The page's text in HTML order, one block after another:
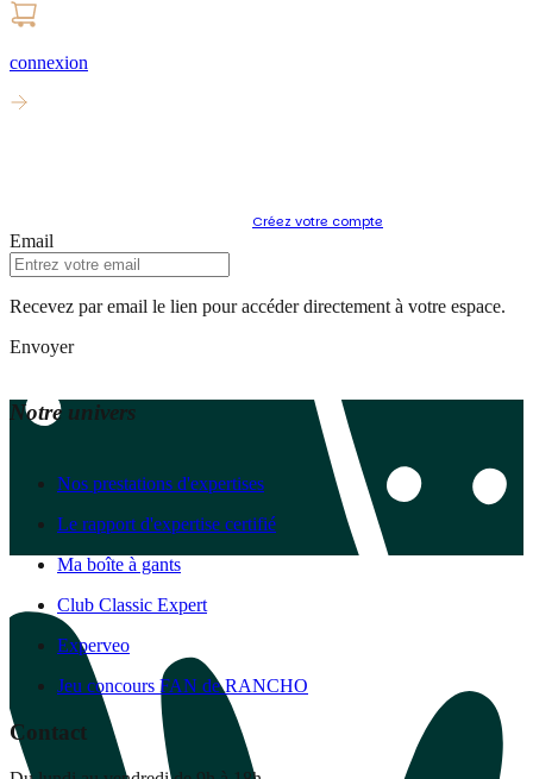
connexion
Créez votre compte
Email
Recevez par email le lien pour accéder directement à votre espace.
Envoyer
Notre univers
Nos prestations d'expertises
Le rapport d'expertise certifié
Ma boîte à gants
Club Classic Expert
Experveo
Jeu concours FAN de RANCHO
Contact